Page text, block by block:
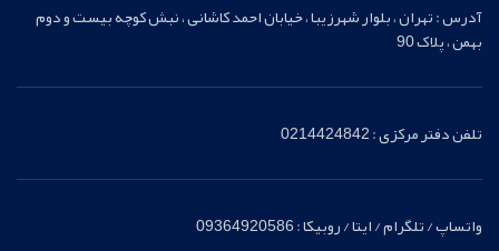
آدرس : تهران ، بلوار شهرزیبا ، خیابان احمد کاشانی ، نبش کوچه بیست و دوم
بهمن ، پلاک 90
تلفن دفتر مرکزی : 0214424842
واتساپ / تلگرام / ایتا / روبیکا : 09364920586